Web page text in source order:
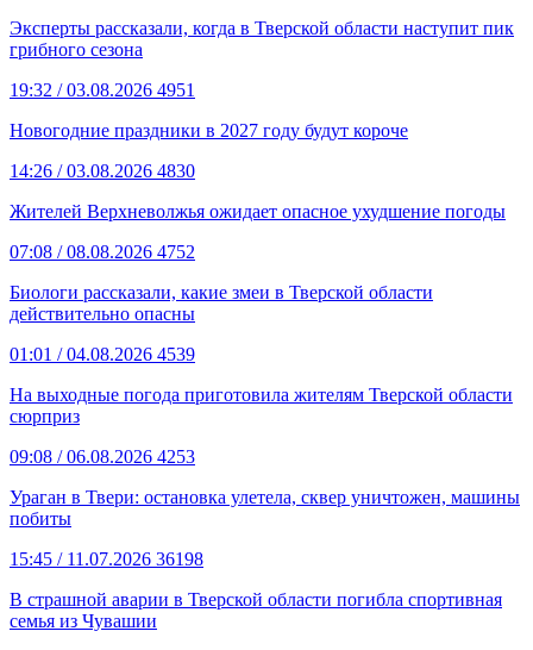
Эксперты рассказали, когда в Тверской области наступит пик
грибного сезона
19:32 / 03.08.2026 4951
Новогодние праздники в 2027 году будут короче
14:26 / 03.08.2026 4830
Жителей Верхневолжья ожидает опасное ухудшение погоды
07:08 / 08.08.2026 4752
Биологи рассказали, какие змеи в Тверской области
действительно опасны
01:01 / 04.08.2026 4539
На выходные погода приготовила жителям Тверской области
сюрприз
09:08 / 06.08.2026 4253
Ураган в Твери: остановка улетела, сквер уничтожен, машины
побиты
15:45 / 11.07.2026 36198
В страшной аварии в Тверской области погибла спортивная
семья из Чувашии